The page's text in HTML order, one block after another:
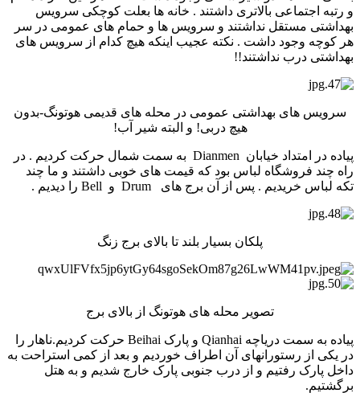
و رتبه اجتماعی بالاتری داشتند . خانه ها بعلت کوچکی سرویس
بهداشتی مستقل نداشتند و سرویس ها و حمام های عمومی در سر
هر کوچه وجود داشت . نکته عجیب اینکه هیچ کدام از سرویس های
بهداشتی درب نداشتند!!
سرویس های بهداشتی عمومی در محله های قدیمی هوتونگ-بدون
هیچ دربی! و البته شیر آب!
پیاده در امتداد خیابان Dianmen به سمت شمال حرکت کردیم . در
راه چند فروشگاه لباس بود که قیمت های خوبی داشتند و ما چند
تکه لباس خریدیم . پس از آن برج های Drum و Bell را دیدیم .
پلکان بسیار بلند تا بالای برج زنگ
تصویر محله های هوتونگ از بالای برج
پیاده به سمت دریاچه Qianhai و پارک Beihai حرکت کردیم.ناهار را
در یکی از رستورانهای آن اطراف خوردیم و بعد از کمی استراحت به
داخل پارک رفتیم و از درب جنوبی پارک خارج شدیم و به هتل
برگشتیم.